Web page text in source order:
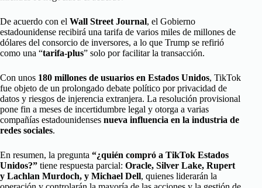
De acuerdo con el Wall Street Journal, el Gobierno
estadounidense recibirá una tarifa de varios miles de millones de
dólares del consorcio de inversores, a lo que Trump se refirió
como una “tarifa-plus” solo por facilitar la transacción.
Con unos 180 millones de usuarios en Estados Unidos, TikTok
fue objeto de un prolongado debate político por privacidad de
datos y riesgos de injerencia extranjera. La resolución provisional
pone fin a meses de incertidumbre legal y otorga a varias
compañías estadounidenses nueva influencia en la industria de
redes sociales.
En resumen, la pregunta “¿quién compró a TikTok Estados
Unidos?” tiene respuesta parcial: Oracle, Silver Lake, Rupert
y Lachlan Murdoch, y Michael Dell, quienes liderarán la